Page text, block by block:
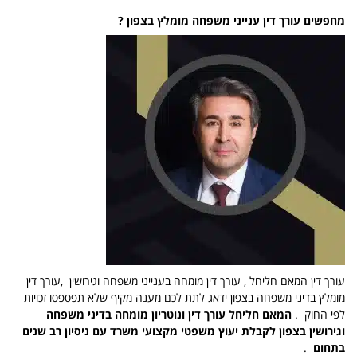
מחפשים עורך דין ענייני משפחה מומלץ בצפון ?
עורך דין המאם חליחל , עורך דין מומחה בענייני משפחה וגירושין ,עורך דין
מומלץ בדיני משפחה בצפון ידאג לתת לכם מענה מקיף שלא תפספסו זכויות
לפי החוק . המאם חליחל עורך דין ונוטריון מומחה בדיני משפחה
וגירושין בצפון לקבלת יעוץ משפטי מקצועי משרד עם ניסיון רב שנים
בתחום .